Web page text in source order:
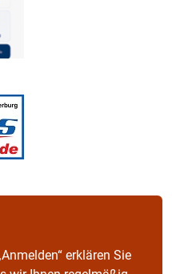
erklären Sie